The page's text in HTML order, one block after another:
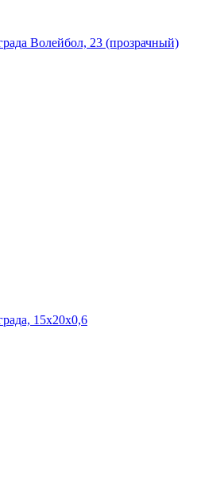
Волейбол, 23 (прозрачный)
15х20х0,6